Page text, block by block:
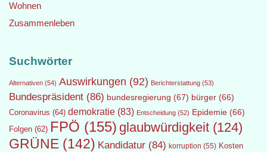
Wohnen
Zusammenleben
Suchwörter
Alternativen (54) Auswirkungen (92) Berichterstattung (53)
Bundespräsident (86) bundesregierung (67) bürger (66)
Coronavirus (64) demokratie (83) Entscheidung (52) Epidemie (66)
Folgen (62) FPÖ (155) glaubwürdigkeit (124)
GRÜNE (142) Kandidatur (84) korruption (55) Kosten